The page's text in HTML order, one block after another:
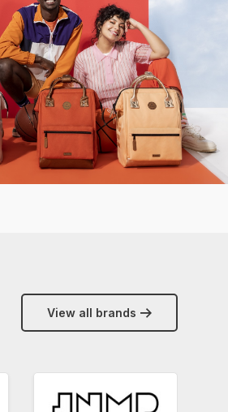
View all brands